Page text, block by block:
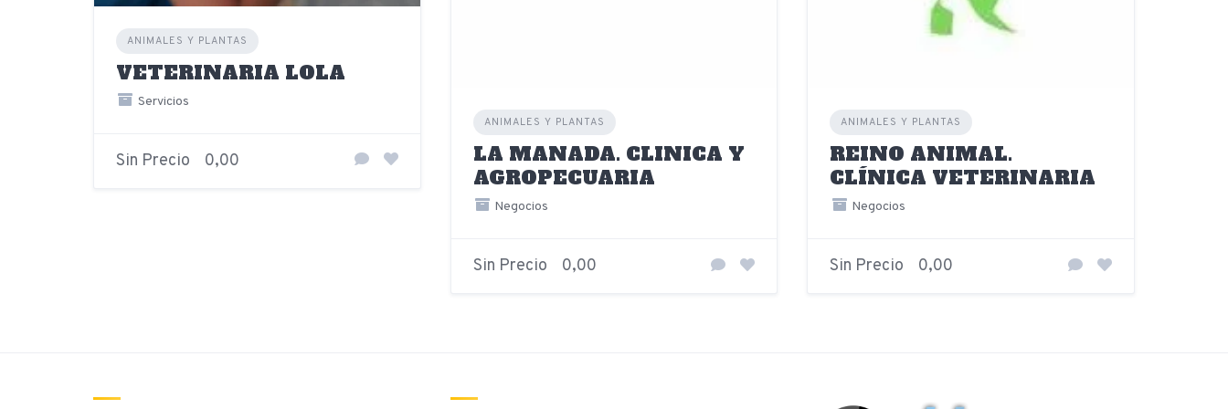
ANIMALES Y PLANTAS
VETERINARIA LOLA
Servicios
Sin Precio 0,00
ANIMALES Y PLANTAS
LA MANADA. CLINICA Y
AGROPECUARIA
Negocios
Sin Precio 0,00
ANIMALES Y PLANTAS
REINO ANIMAL.
CLÍNICA VETERINARIA
Negocios
Sin Precio 0,00